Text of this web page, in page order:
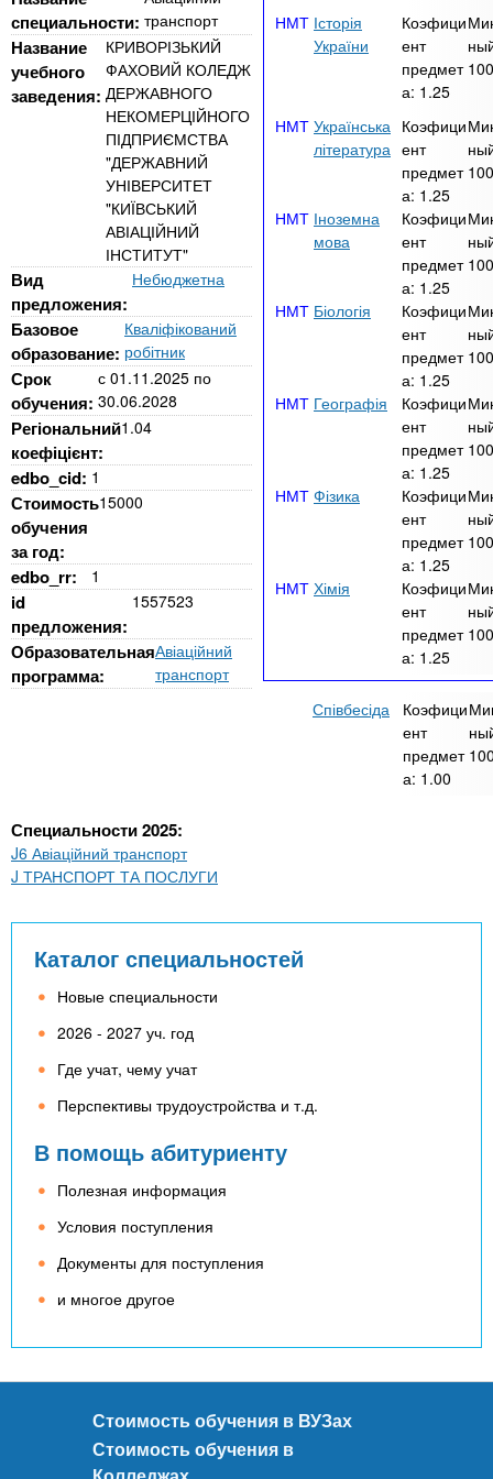
n
t
i
n
f
o
х
з
а
в
и
й
Онлайн курсы
За рубежом
специальности: транспорт
Название
учебного
заведения:
КРИВОРІЗЬКИЙ
ФАХОВИЙ КОЛЕДЖ
ДЕРЖАВНОГО
НЕКОМЕРЦІЙНОГО
ПІДПРИЄМСТВА
"ДЕРЖАВНИЙ
УНІВЕРСИТЕТ
"КИЇВСЬКИЙ
АВІАЦІЙНИЙ
ІНСТИТУТ"
Вид
предложения:
Небюджетна
Базовое
образование:
Кваліфікований
робітник
Срок
обучения:
с 01.11.2025 по
30.06.2028
Регіональний
коефіцієнт:
1.04
edbo_cid: 1
Стоимость
обучения
за год:
15000
edbo_rr: 1
id
предложения:
1557523
Образовательная
программа:
Авіаційний
транспорт
Історія
України
Коэфици
ент
предмет
а: 1.25
100
Українська
література
Коэфици
ент
предмет
а: 1.25
100
Іноземна
мова
Коэфици
ент
предмет
а: 1.25
100
Біологія
Коэфици
ент
предмет
а: 1.25
100
Географія
Коэфици
ент
предмет
а: 1.25
100
Фізика
Коэфици
ент
предмет
а: 1.25
100
Хімія
Коэфици
ент
предмет
а: 1.25
100
Співбесіда
Коэфици
ент
предмет
а: 1.00
Специальности 2025:
J6 Авіаційний транспорт
J ТРАНСПОРТ ТА ПОСЛУГИ
Каталог специальностей
Новые специальности
2026 - 2027 уч. год
Где учат, чему учат
Перспективы трудоустройства и т.д.
В помощь абитуриенту
Полезная информация
Условия поступления
Документы для поступления
и многое другое
Стоимость обучения в ВУЗах
Стоимость обучения в